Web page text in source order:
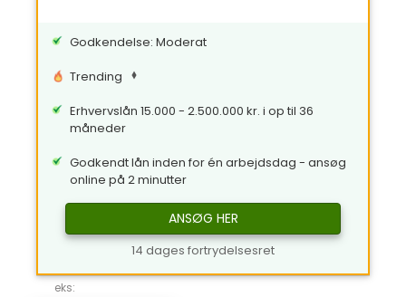
Godkendelse: Moderat
Trending
Erhvervslån 15.000 - 2.500.000 kr. i op til 36
måneder
Godkendt lån inden for én arbejdsdag - ansøg
online på 2 minutter
ANSØG HER
14 dages fortrydelsesret
eks: